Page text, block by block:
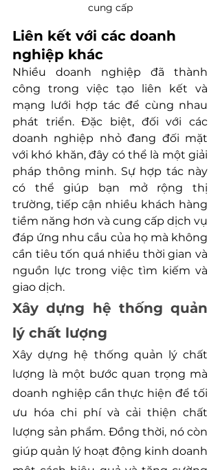
cung cấp
Liên kết với các doanh
nghiệp khác
Nhiều doanh nghiệp đã thành
công trong việc tạo liên kết và
mạng lưới hợp tác để cùng nhau
phát triển. Đặc biệt, đối với các
doanh nghiệp nhỏ đang đối mặt
với khó khăn, đây có thể là một giải
pháp thông minh. Sự hợp tác này
có thể giúp bạn mở rộng thị
trường, tiếp cận nhiều khách hàng
tiềm năng hơn và cung cấp dịch vụ
đáp ứng nhu cầu của họ mà không
cần tiêu tốn quá nhiều thời gian và
nguồn lực trong việc tìm kiếm và
giao dịch.
Xây dựng hệ thống quản
lý chất lượng
Xây dựng hệ thống quản lý chất
lượng là một bước quan trọng mà
doanh nghiệp cần thực hiện để tối
ưu hóa chi phí và cải thiện chất
lượng sản phẩm. Đồng thời, nó còn
giúp quản lý hoạt động kinh doanh